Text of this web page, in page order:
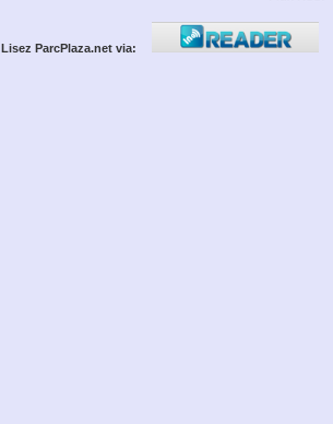
Lisez ParcPlaza.net via: